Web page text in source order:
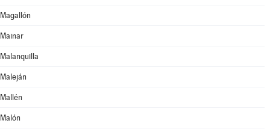
Magallón
Mainar
Malanquilla
Maleján
Mallén
Malón